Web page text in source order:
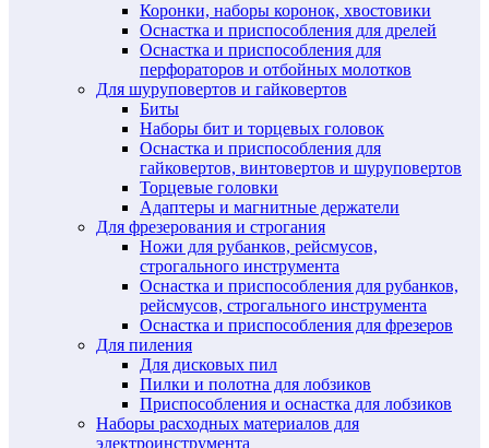
Коронки, наборы коронок, хвостовики
Оснастка и приспособления для дрелей
Оснастка и приспособления для
перфораторов и отбойных молотков
Для шуруповертов и гайковертов
Биты
Наборы бит и торцевых головок
Оснастка и приспособления для
гайковертов, винтовертов и шуруповертов
Торцевые головки
Адаптеры и магнитные держатели
Для фрезерования и строгания
Ножи для рубанков, рейсмусов,
строгального инструмента
Оснастка и приспособления для рубанков,
рейсмусов, строгального инструмента
Оснастка и приспособления для фрезеров
Для пиления
Для дисковых пил
Пилки и полотна для лобзиков
Приспособления и оснастка для лобзиков
Наборы расходных материалов для
электроинструмента